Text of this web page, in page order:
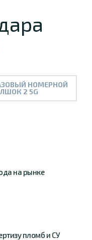
НОМЕРНОЙ
2 5G
на рынке
пломб и СУ